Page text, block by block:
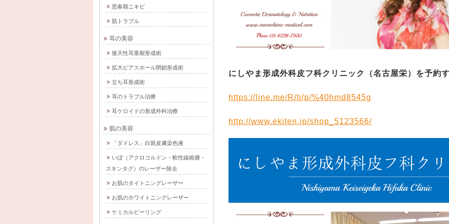
にしやま形成外科皮フ科クリニック（名古屋栄）を予約
https://line.me/R/ti/p/%40hmd8545g
http://www.ekiten.jp/shop_5123566/
思春期ニキビ
肌トラブル
耳の美容
後天性耳垂裂形成術
拡大ピアスホール閉鎖形成術
立ち耳形成術
耳のトラブル治療
耳ケロイドの形成外科治療
肌の美容
「ダドレス」白斑皮膚染色液
いぼ（アクロコルドン・軟性線維腫・
スキンタグ）のレーザー除去
お肌のタイトニングレーザー
お肌のホワイトニングレーザー
ケミカルピーリング